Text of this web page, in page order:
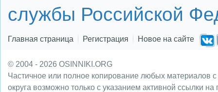
службы Российской
Главная страница Регистрация Новое на сайте
© 2004 - 2026 OSINNIKI.ORG
Частичное или полное копирование любых материалов
округа возможно только с указанием активной ссылки на